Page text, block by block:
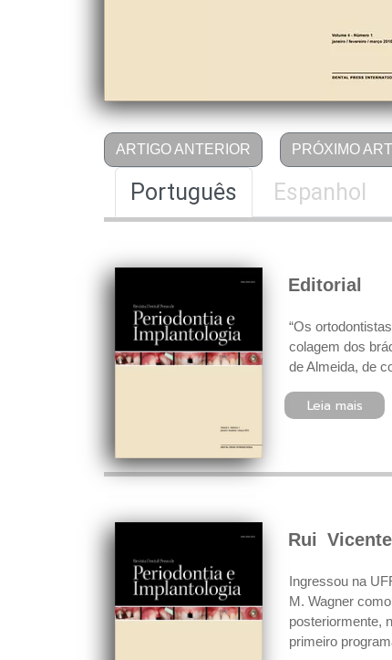
ARTIGO ANTERIOR PRÓXIMO
Português Espanhol
Editorial
“Os
colagem dos
de Almeida, de
Leia mais
Rui
Ingressou na
M. Wagner
posteriormente,
primeiro